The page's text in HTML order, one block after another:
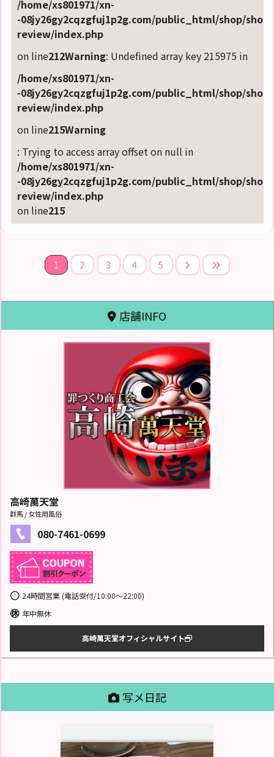
/home/xs801971/xn-
-08jy26gy2cqzgfuj1p2g.com/public_html/shop/shop-
review/index.php
on line212Warning: Undefined array key 215975 in
/home/xs801971/xn-
-08jy26gy2cqzgfuj1p2g.com/public_html/shop/shop-
review/index.php
on line215Warning
: Trying to access array offset on null in
/home/xs801971/xn-
-08jy26gy2cqzgfuj1p2g.com/public_html/shop/shop-
review/index.php
on line215
1 2 3 4 5
店舗INFO
高崎萬天堂
群馬 / 女性用風俗
080-7461-0699
24時間営業 (電話受付/10:00～22:00)
年中無休
高崎萬天堂オフィシャルサイト
写メ日記